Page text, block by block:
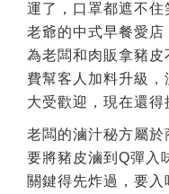
運了，口罩都遮不住
老爺的中式早餐愛店
為老闆和肉販拿豬
費幫客人加料升級
大受歡迎，現在還得
老闆的滷汁秘方屬於
要將豬皮滷到Q彈入
關鍵得先炸過，要